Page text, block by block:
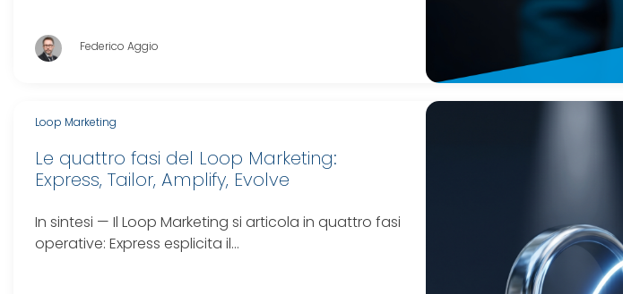
Federico Aggio
Loop Marketing
Le quattro fasi del Loop Marketing:
Express, Tailor, Amplify, Evolve
In sintesi — Il Loop Marketing si articola in quattro fasi
operative: Express esplicita il…